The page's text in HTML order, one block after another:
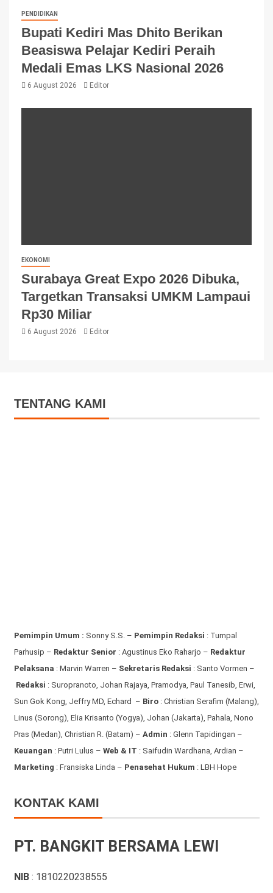
PENDIDIKAN
Bupati Kediri Mas Dhito Berikan
Beasiswa Pelajar Kediri Peraih
Medali Emas LKS Nasional 2026
6 August 2026 Editor
EKONOMI
Surabaya Great Expo 2026 Dibuka,
Targetkan Transaksi UMKM Lampaui
Rp30 Miliar
6 August 2026 Editor
TENTANG KAMI
Pemimpin Umum : Sonny S.S. – Pemimpin Redaksi : Tumpal
Parhusip – Redaktur Senior : Agustinus Eko Raharjo – Redaktur
Pelaksana : Marvin Warren – Sekretaris Redaksi : Santo Vormen –
Redaksi : Suropranoto, Johan Rajaya, Pramodya, Paul Tanesib, Erwi,
Sun Gok Kong, Jeffry MD, Echard – Biro: Christian Serafim (Malang),
Linus (Sorong), Elia Krisanto (Yogya), Johan (Jakarta), Pahala, Nono
Pras (Medan), Christian R. (Batam) – Admin : Glenn Tapidingan –
Keuangan : Putri Lulus – Web & IT : Saifudin Wardhana, Ardian –
Marketing : Fransiska Linda – Penasehat Hukum : LBH Hope
KONTAK KAMI
PT. BANGKIT BERSAMA LEWI
NIB : 1810220238555